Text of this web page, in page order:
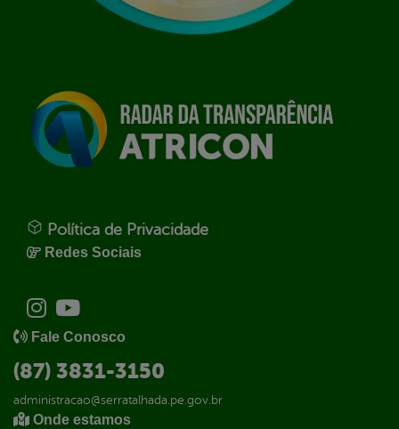
Política de Privacidade
Redes Sociais
Fale Conosco
(87) 3831-3150
administracao@serratalhada.pe.gov.br
Onde estamos